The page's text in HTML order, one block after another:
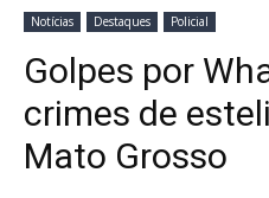
Notícias Destaques Policial
Golpes por
crimes de
Mato Grosso